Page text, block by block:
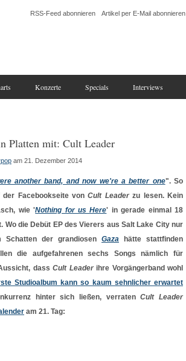
RSS-Feed abonnieren Artikel per E-Mail abonnieren
Konzerte Specials Interviews
Platten mit: Cult Leader
am 21. Dezember 2014
another band, and now we're a better one". So
der Facebookseite vonCult Leaderzu lesen. Kein
wie 'Nothing for us Here' in gerade einmal 18
Wo die Debüt EP des Vierers aus Salt Lake City nur
Schatten der grandiosen Gaza hätte stattfinden
die aufgefahrenen sechs Songs nämlich für
dass Cult Leaderihre Vorgängerband wohl
Studioalbum kann so kaum sehnlicher erwartet
hinter sich ließen, verratenCult Leader
am 21. Tag: